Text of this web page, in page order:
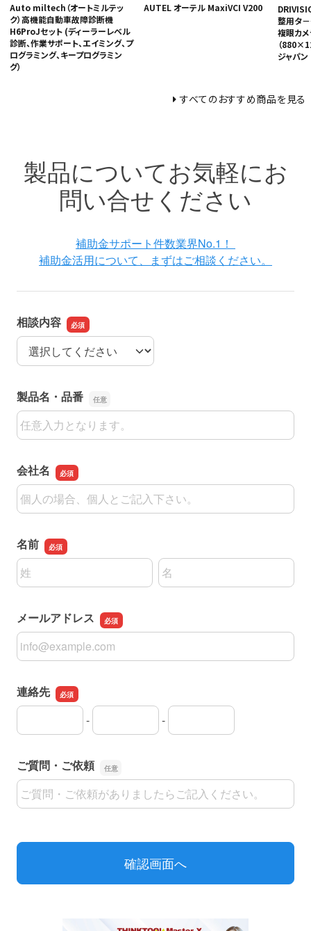
Auto miltech（オートミルテッ
ク）高機能自動車故障診断機
H6ProJセット (ディーラーレベル
診断、作業サポート、エイミング、プ
ログラミング、キープログラミン
グ）
AUTEL オーテル MaxiVCI V200
整用タ－
複眼カ
（
ジャパン
すべてのおすすめ商品を見る